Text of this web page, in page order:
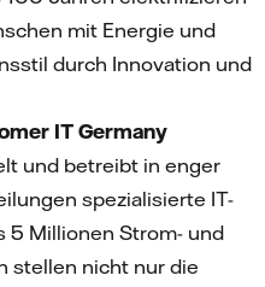
mit Energie und
durch Innovation und
IT Germany
und betreibt in enger
spezialisierte IT-
5 Millionen Strom- und
stellen nicht nur die